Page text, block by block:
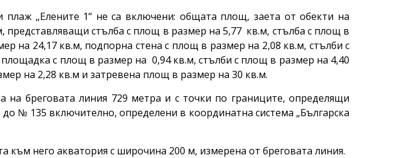
„Елените 1“ не са включени: общата площ, заета от обекти на
представляващи стълба с площ в размер на 5,77 кв.м, стълба с площ в
на 24,17 кв.м, подпорна стена с площ в размер на 2,08 кв.м, стълби с
с площ в размер на 0,94 кв.м, стълби с площ в размер на 4,40
на 2,28 кв.м и затревена площ в размер на 30 кв.м.
на бреговата линия 729 метра и с точки по границите, определящи
№ 135 включително, определени в координатна система „Българска
него акватория с широчина 200 м, измерена от бреговата линия.